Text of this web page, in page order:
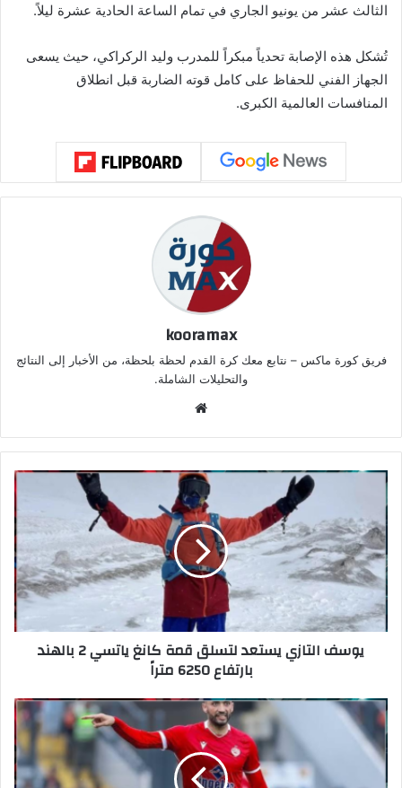
الثالث عشر من يونيو الجاري في تمام الساعة الحادية عشرة ليلاً.
تُشكل هذه الإصابة تحدياً مبكراً للمدرب وليد الركراكي، حيث يسعى
الجهاز الفني للحفاظ على كامل قوته الضاربة قبل انطلاق
المنافسات العالمية الكبرى.
kooramax
فريق كورة ماكس – نتابع معك كرة القدم لحظة بلحظة، من الأخبار إلى النتائج
والتحليلات الشاملة.
الوي
ب
يوسف التازي يستعد لتسلق قمة كانغ ياتسي 2 بالهند
بارتفاع 6250 متراً